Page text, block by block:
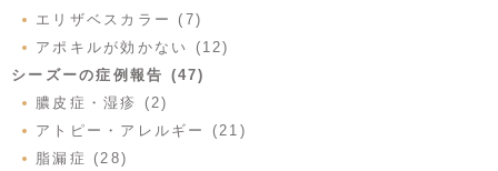
エリザベスカラー (7)
アポキルが効かない (12)
シーズーの症例報告 (47)
膿皮症・湿疹 (2)
アトピー・アレルギー (21)
脂漏症 (28)